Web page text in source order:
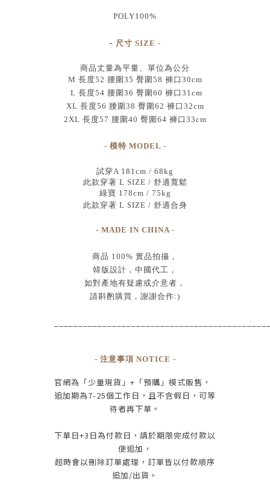
POLY100%
- 尺寸 SIZE -
商品丈量為平量、單位為公分
M 長度52 腰圍35 臀圍58 褲口30cm
L 長度54 腰圍36 臀圍60 褲口31cm
XL 長度56 腰圍38 臀圍62 褲口32cm
2XL 長度57 腰圍40 臀圍64 褲口33cm
- 模特 MODEL -
試穿A 181cm / 68kg
此款穿著 L SIZE / 舒適寬鬆
綠寶 178cm / 75kg
此款穿著 L SIZE / 舒適合身
- MADE IN CHINA -
商品 100% 實品拍攝 ，
韓版設計，中國代工 ，
如對產地有疑慮或介意者，
請斟酌購買， 謝謝合作:)
- 注意事項 NOTICE -
官網為 「少量現貨」+ 「預購」模式販售，
追加期為7-25個工作日 ，且不含假日 ， 可等
待者再下單 。
下單日+3 日為付款日，請於期限完成付款以
便追加，
超時會以刪除訂單處理，訂單皆以付款順序
追加/出貨 。